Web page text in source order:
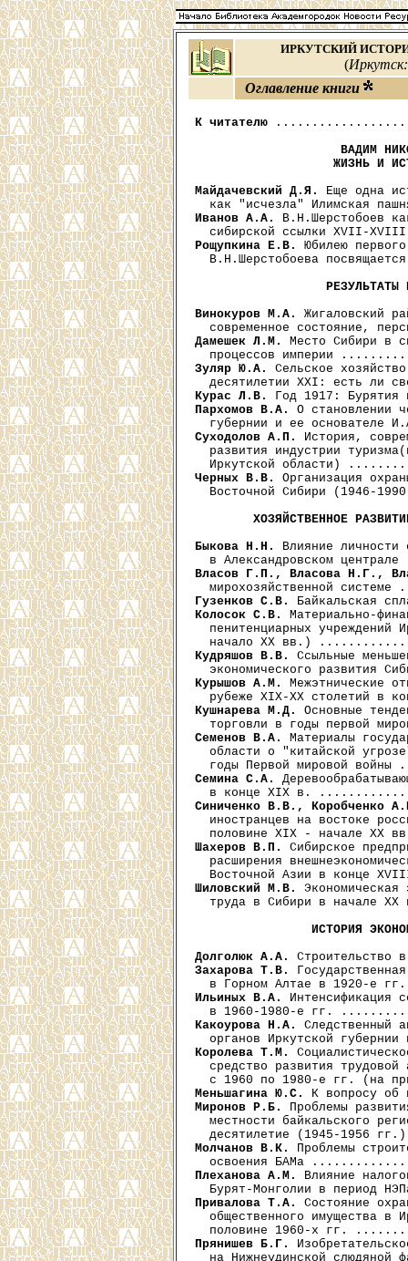
ИРКУТСКИЙ
(
Оглавление книги
К читателю
ВАДИМ
ЖИЗНЬ И
Майдачевский Д.Я.
Еще одна
Иванов А.А.
В.Н.Шерстобоев
Рощупкина Е.В.
Юбилею
В.Н.Шерстобоева
РЕЗУЛЬТАТЫ
Винокуров М.А.
Жигаловский
Дамешек Л.М.
Место Сибири в
Зуляр Ю.А.
Сельское
Курас Л.В.
Пархомов В.А.
О становлении
Суходолов А.П.
История,
развития индустрии
Черных В.В.
Организация
Восточной Сибири (1946-
ХОЗЯЙСТВЕННОЕ
Быкова Н.Н.
Влияние личности
Власов Г.П., Власова Н.Г.,
Гузенков С.В.
Колосок С.В.
Материально-
пенитенциарных учреждений
Кудряшов В.В.
Ссыльные
Курышов A.M.
Межэтнические
Кушнарева М.Д.
Основные
Семенов В.А.
Материалы
области о "китайской
Семина С.А.
Синиченко В.В., Коробченко
иностранцев на востоке
Шахеров В.П.
Сибирское
расширения
Шиловский М.В.
Экономическая
труда в Сибири в начале XX
ИСТОРИЯ
Долголюк А.А.
Захарова Т.В.
Ильиных В.А.
Интенсификация
Какоурова Н.А.
Следственный
Королева Т.М.
средство развития трудовой
Меньшагина Ю.С.
Миронов Р.Б.
Проблемы
местности байкальского
Молчанов В.К.
Проблемы
Плеханова A.M.
Влияние
Привалова Т.А.
Состояние
общественного имущества в
Прянишев Б.Г.